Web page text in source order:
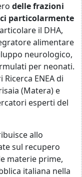
delle frazioni
particolarmente
il DHA,
alimentare
neurologico,
per neonati.
ENEA di
(Matera) e
esperti del
allo
sul recupero
materie prime,
italiana nella